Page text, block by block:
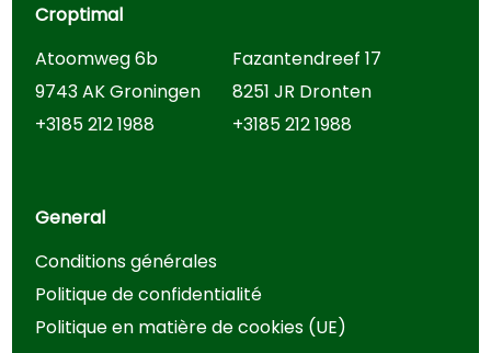
Croptimal
Atoomweg 6b
9743 AK Groningen
+3185 212 1988
Fazantendreef 17
8251 JR Dronten
+3185 212 1988
General
Conditions générales
Politique de confidentialité
Politique en matière de cookies (UE)